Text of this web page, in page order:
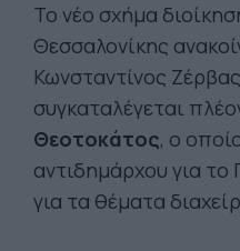
Το νέο σχήμα
Θεσσαλονίκης
Κωνσταντίνος
συγκαταλέγεται
Θεοτοκάτος, ο
αντιδημάρχου για
για τα θέματα